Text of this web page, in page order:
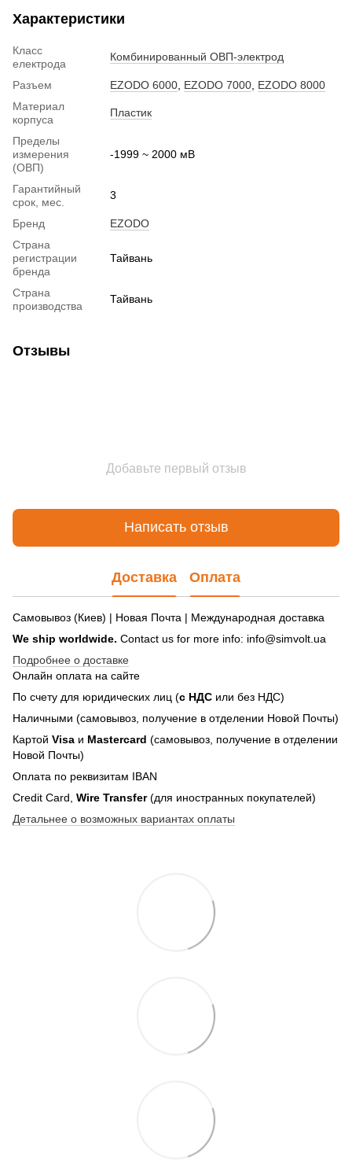
Характеристики
Класс
електрода
Комбинированный ОВП-электрод
Разъем EZODO 6000 EZODO 7000 EZODO 8000
Материал
корпуса
Пластик
Пределы
измерения
(ОВП)
-1999 ~ 2000 мВ
Гарантийный
срок, мес.
3
Бренд
EZODO
Страна
регистрации
бренда
Тайвань
Страна
производства
Тайвань
Отзывы
Добавьте первый отзыв
Написать отзыв
Доставка Оплата
Самовывоз (Киев) | Новая Почта | Международная доставка
We ship worldwide. Contact us for more info: info@simvolt.ua
Подробнее о доставке
Онлайн оплата на сайте
По счету для юридических лиц (с НДС или без НДС)
Наличными (самовывоз, получение в отделении Новой Почты)
Картой Visa и Mastercard (самовывоз, получение в отделении
Новой Почты)
Оплата по реквизитам IBAN
Credit Card, Wire Transfer(для иностранных покупателей)
Детальнее о возможных вариантах оплаты